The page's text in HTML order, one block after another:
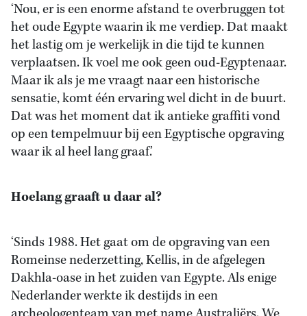
‘Nou, er is een enorme afstand te overbruggen tot
het oude Egypte waarin ik me verdiep. Dat maakt
het lastig om je werkelijk in die tijd te kunnen
verplaatsen. Ik voel me ook geen oud-Egyptenaar.
Maar ik als je me vraagt naar een historische
sensatie, komt één ervaring wel dicht in de buurt.
Dat was het moment dat ik antieke graffiti vond
op een tempelmuur bij een Egyptische opgraving
waar ik al heel lang graaf.’
Hoelang graaft u daar al?
‘Sinds 1988. Het gaat om de opgraving van een
Romeinse nederzetting, Kellis, in de afgelegen
Dakhla-oase in het zuiden van Egypte. Als enige
Nederlander werkte ik destijds in een